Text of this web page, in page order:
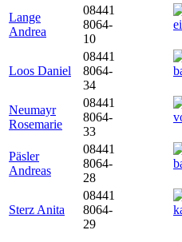
Lange
Andrea
08441
8064-
10
Loos Daniel
08441
8064-
34
Neumayr
Rosemarie
08441
8064-
33
Päsler
Andreas
08441
8064-
28
Sterz Anita
08441
8064-
29